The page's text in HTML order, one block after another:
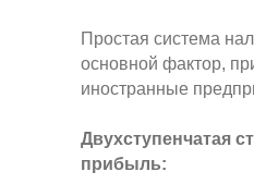
Простая система
основной фактор,
иностранные
Двухступенчатая
прибыль: